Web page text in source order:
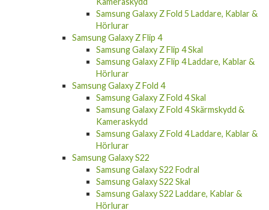
Hörlurar
Samsung Galaxy Z Fold 5
Samsung Galaxy Z Fold 5 Skal
Samsung Galaxy Z Fold 5 Skärmskydd &
Kameraskydd
Samsung Galaxy Z Fold 5 Laddare, Kablar &
Hörlurar
Samsung Galaxy Z Flip 4
Samsung Galaxy Z Flip 4 Skal
Samsung Galaxy Z Flip 4 Laddare, Kablar &
Hörlurar
Samsung Galaxy Z Fold 4
Samsung Galaxy Z Fold 4 Skal
Samsung Galaxy Z Fold 4 Skärmskydd &
Kameraskydd
Samsung Galaxy Z Fold 4 Laddare, Kablar &
Hörlurar